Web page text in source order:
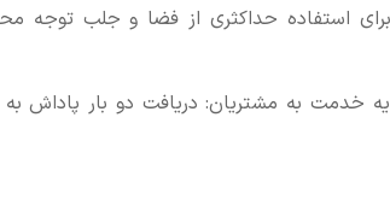
استفاده حداکثری از فضا و جلب توجه
خدمت به مشتریان: دریافت دو بار پاداش به